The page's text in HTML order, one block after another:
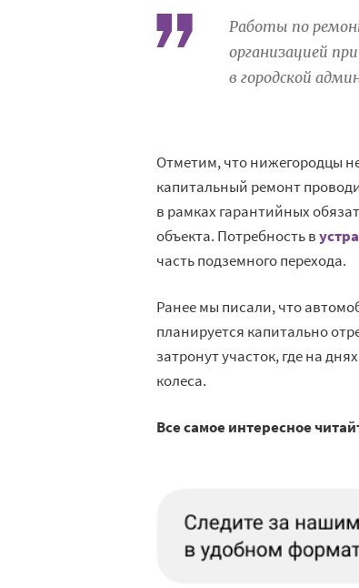
Работы по
организацией
в городской
Отметим, что нижегородцы
капитальный ремонт
в рамках гарантийных
объекта. Потребность в
часть подземного перехода.
Ранее мы писали, что
планируется капитально
затронут участок, где на
колеса.
Все самое интересное